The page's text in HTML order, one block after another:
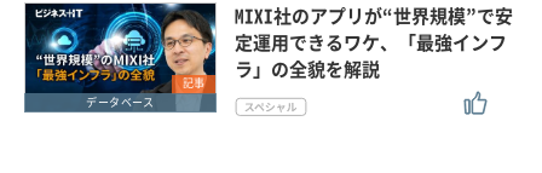
記事
データベース
MIXI社のアプリが“世界規模”で安
定運用できるワケ、「最強インフ
ラ」の全貌を解説